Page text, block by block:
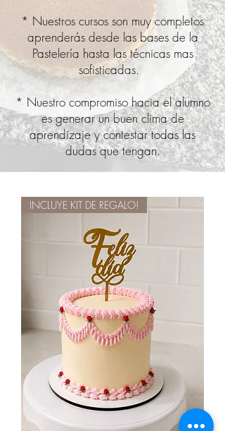
* Nuestros cursos son muy completos
aprenderás desde las bases de la
Pastelería hasta las técnicas mas
sofisticadas.
* Nuestro compromiso hacia el alumno
es generar un buen clima de
aprendizaje y contestar todas las
dudas que tengan.
INCLUYE KIT DE REGALO!